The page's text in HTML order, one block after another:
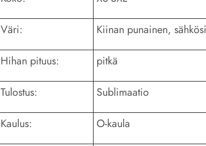
Väri: Kiinan punainen,
Hihan pituus: pitkä
Tulostus: Sublimaatio
Kaulus: O-kaula